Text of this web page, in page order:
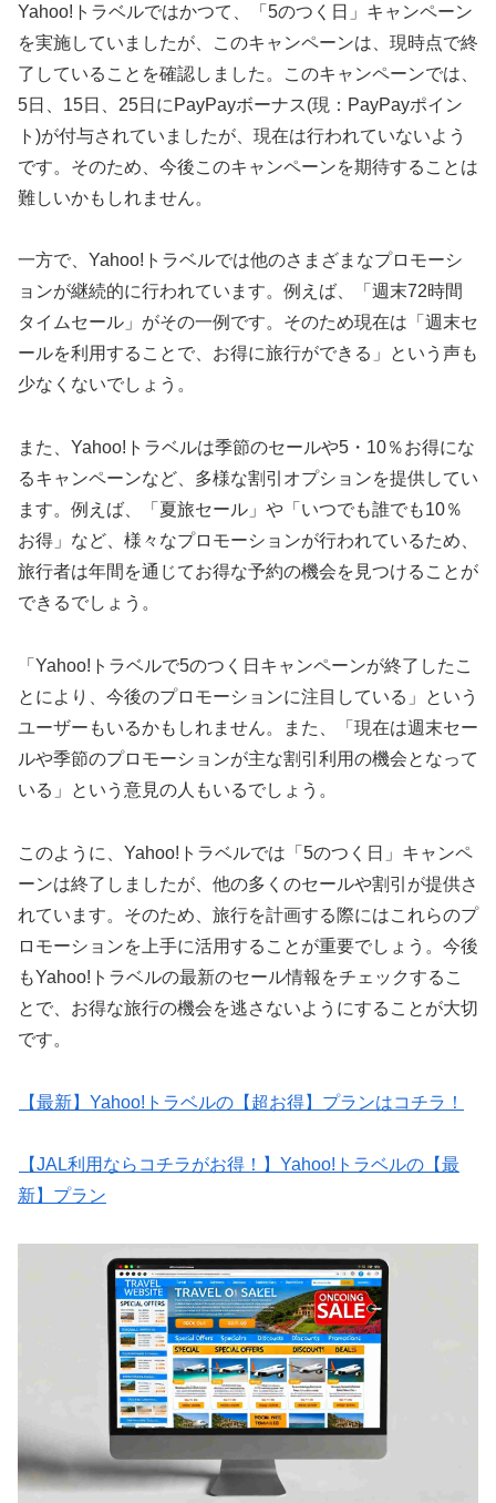
Yahoo!トラベルではかつて、「5のつく日」キャンペーン
を実施していましたが、このキャンペーンは、現時点で終
了していることを確認しました。このキャンペーンでは、
5日、15日、25日にPayPayボーナス(現：PayPayポイン
ト)が付与されていましたが、現在は行われていないよう
です。そのため、今後このキャンペーンを期待することは
難しいかもしれません。
一方で、Yahoo!トラベルでは他のさまざまなプロモーシ
ョンが継続的に行われています。例えば、「週末72時間
タイムセール」がその一例です。そのため現在は「週末セ
ールを利用することで、お得に旅行ができる」という声も
少なくないでしょう。
また、Yahoo!トラベルは季節のセールや5・10％お得にな
るキャンペーンなど、多様な割引オプションを提供してい
ます。例えば、「夏旅セール」や「いつでも誰でも10％
お得」など、様々なプロモーションが行われているため、
旅行者は年間を通じてお得な予約の機会を見つけることが
できるでしょう。
「Yahoo!トラベルで5のつく日キャンペーンが終了したこ
とにより、今後のプロモーションに注目している」という
ユーザーもいるかもしれません。また、「現在は週末セー
ルや季節のプロモーションが主な割引利用の機会となって
いる」という意見の人もいるでしょう。
このように、Yahoo!トラベルでは「5のつく日」キャンペ
ーンは終了しましたが、他の多くのセールや割引が提供さ
れています。そのため、旅行を計画する際にはこれらのプ
ロモーションを上手に活用することが重要でしょう。今後
もYahoo!トラベルの最新のセール情報をチェックするこ
とで、お得な旅行の機会を逃さないようにすることが大切
です。
【最新】Yahoo!トラベルの【超お得】プランはコチラ！
【JAL利用ならコチラがお得！】Yahoo!トラベルの【最
新】プラン